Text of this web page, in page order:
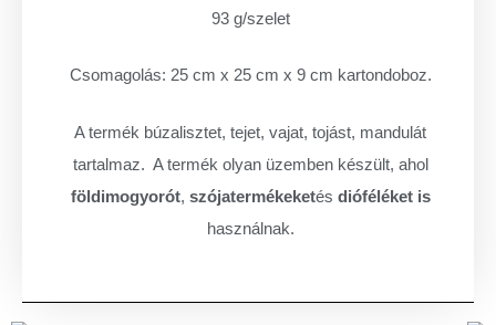
93 g/szelet
Csomagolás: 25 cm x 25 cm x 9 cm kartondoboz.
A termék búzalisztet, tejet, vajat, tojást, mandulát
tartalmaz. A termék olyan üzemben készült, ahol
földimogyorót, szójatermékeketés dióféléket is
használnak.